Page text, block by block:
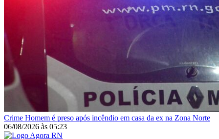
Crime Homem é preso após incêndio em casa da ex na Zona Norte
06/08/2026 às 05:23